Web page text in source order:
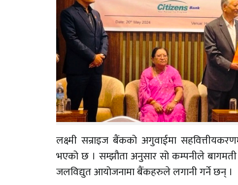
लक्ष्मी सन्राइज बैंकको अगुवाईमा
भएको छ । सम्झौता अनुसार सो कम्पनीले बागमती
जलविद्युत आयोजनामा बैंकहरुले लगानी गर्ने छन् ।